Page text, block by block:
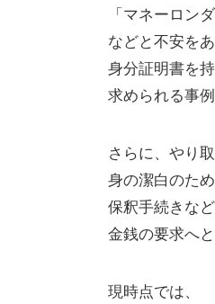
「マネーロン
などと不安を
身分証明書を
求められる事
さらに、やり
身の潔白のた
保釈手続きな
金銭の要求へ
現時点では、